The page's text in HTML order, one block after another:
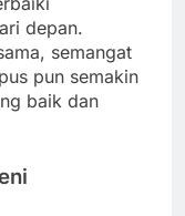
depan.
semangat
pun semakin
baik dan